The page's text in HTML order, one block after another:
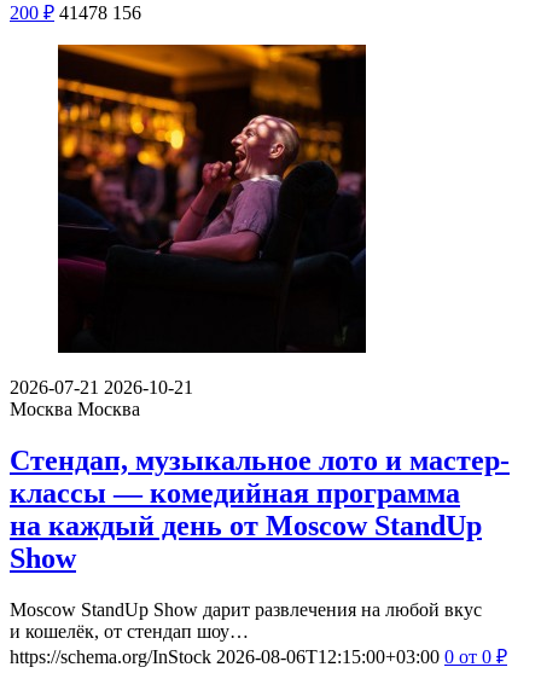
200 ₽ 41478 156
2026-07-21 2026-10-21
Москва Москва
Стендап, музыкальное лото и мастер-
классы — комедийная программа
на каждый день от Moscow StandUp
Show
Moscow StandUp Show дарит развлечения на любой вкус
и кошелёк, от стендап шоу…
https://schema.org/InStock 2026-08-06T12:15:00+03:00 0 от 0 ₽